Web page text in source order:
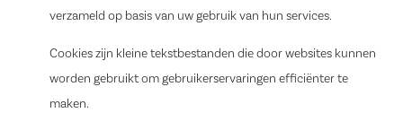
verzameld op basis van uw gebruik van hun services.
Cookies zijn kleine tekstbestanden die door websites kunnen
worden gebruikt om gebruikerservaringen efficiënter te
maken.